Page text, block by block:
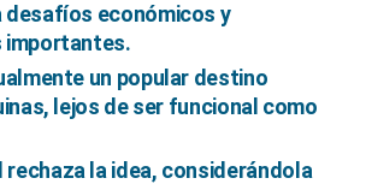
desafíos económicos y
un popular destino
lejos de ser funcional como
rechaza la idea, considerándola